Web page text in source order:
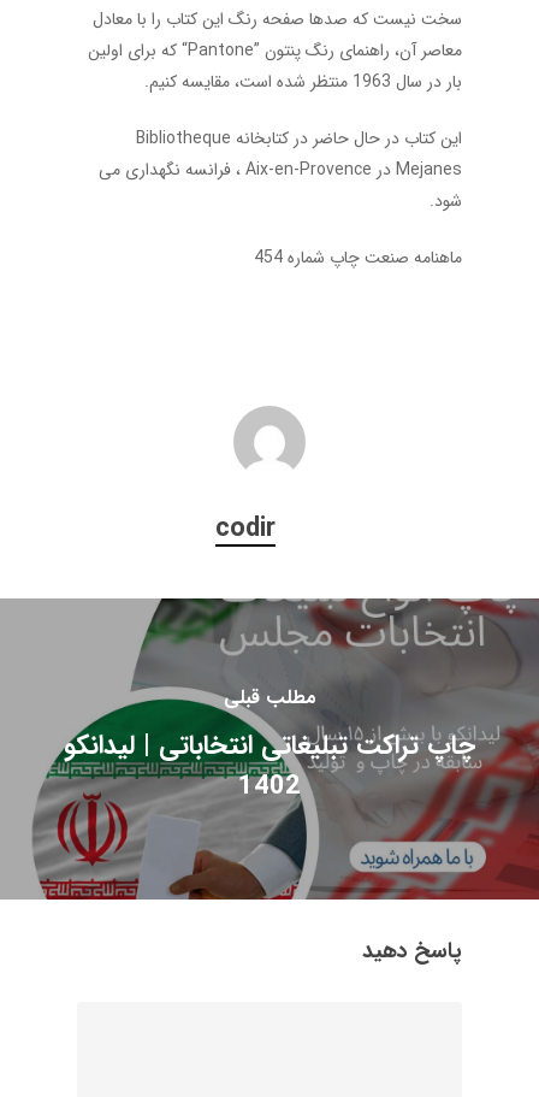
سخت نیست که صدها صفحه رنگ این کتاب را با معادل
معاصر آن، راهنمای رنگ پنتون “Pantone”که برای اولین
بار در سال 1963 منتظر شده است، مقایسه کنیم.
این کتاب در حال حاضر در کتابخانه Bibliotheque
Mejanesدر Aix-en-Provence، فرانسه نگهداری می
شود.
ماهنامه صنعت چاپ شماره 454
codir
مطلب قبلی
چاپ تراکت تبلیغاتی انتخاباتی | لیدانکو
1402
پاسخ دهید